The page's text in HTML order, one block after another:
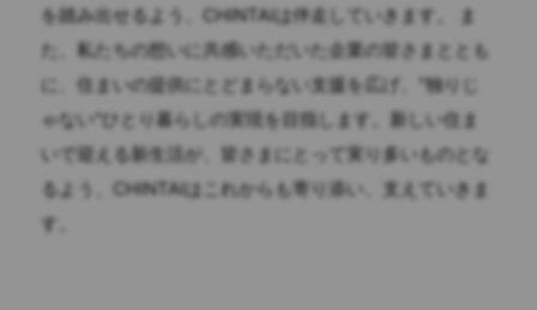
を踏み出せるよう、CHINTAIは伴走していきます。 ま
た、私たちの想いに共感いただいた企業の皆さまととも
に、住まいの提供にとどまらない支援を広げ、"独りじ
ゃない"ひとり暮らしの実現を目指します。新しい住ま
いで迎える新生活が、皆さまにとって実り多いものとな
るよう、CHINTAIはこれからも寄り添い、支えていきま
す。